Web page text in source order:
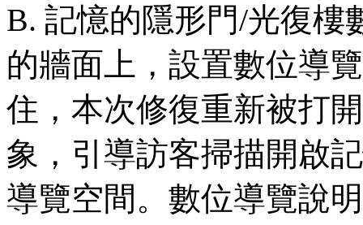
B. 記憶的隱形門/光復樓
的牆面上，設置數位導
住，本次修復重新被打
象，引導訪客掃描開啟
導覽空間。數位導覽說